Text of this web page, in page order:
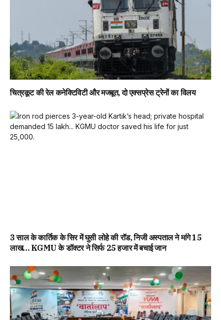
चित्रकूट की रेल कनेक्टिविटी और मजबूत, दो एक्सप्रेस ट्रेनों का विलय
3 साल के कार्तिक के सिर में घुसी लोहे की रॉड, निजी अस्पताल ने मांगे 15
लाख… KGMU के डॉक्टर ने सिर्फ 25 हजार में बचाई जान